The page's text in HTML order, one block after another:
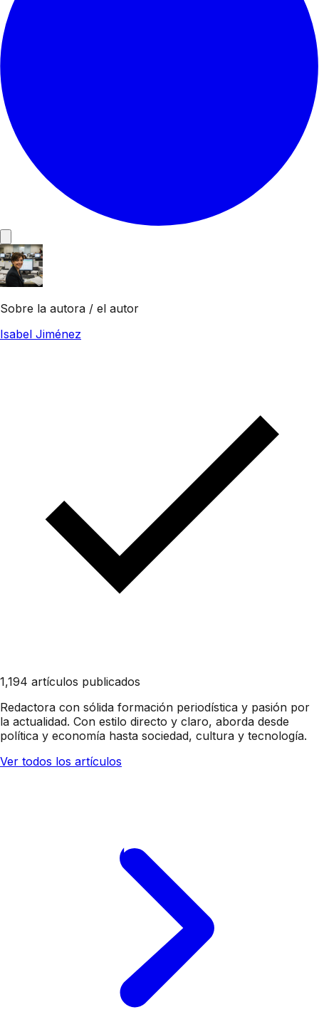
Sobre la autora / el autor
Isabel Jiménez
1,194 artículos publicados
Redactora con sólida formación periodística y pasión por
la actualidad. Con estilo directo y claro, aborda desde
política y economía hasta sociedad, cultura y tecnología.
Ver todos los artículos